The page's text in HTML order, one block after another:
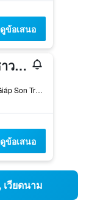
ดูข้อเสนอ
โรงแรม ชาวานา
68 Võ Nguyên Giáp Son Trà, ดานัง, เวียดนาม
ดูข้อเสนอ
วียดนาม